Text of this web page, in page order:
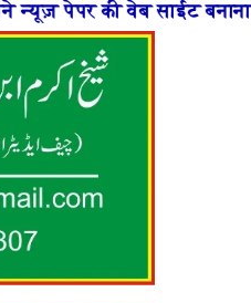
चाहते है या फिर न्यूज़